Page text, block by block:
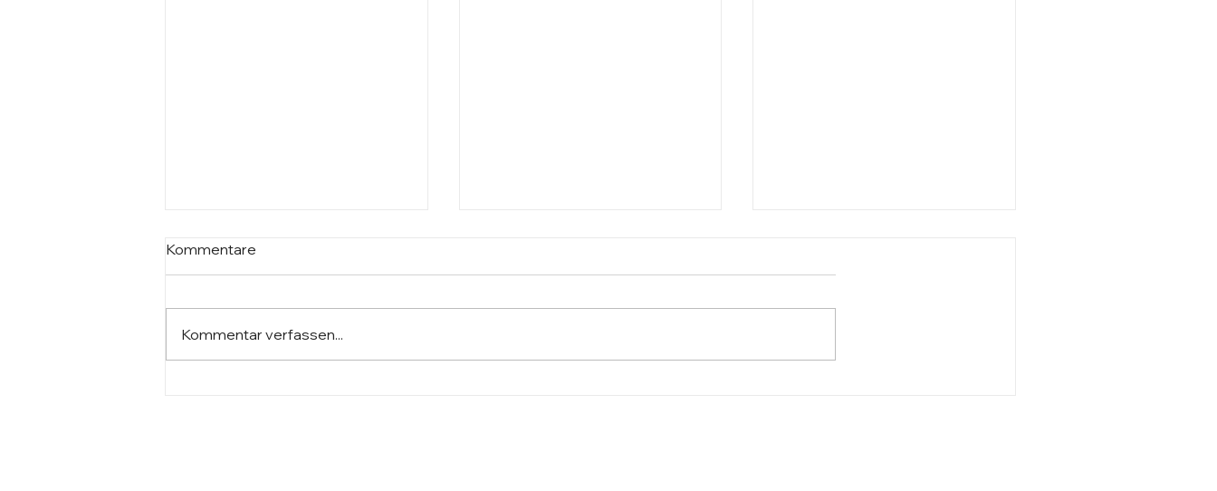
Kommentare
Kommentar verfassen...